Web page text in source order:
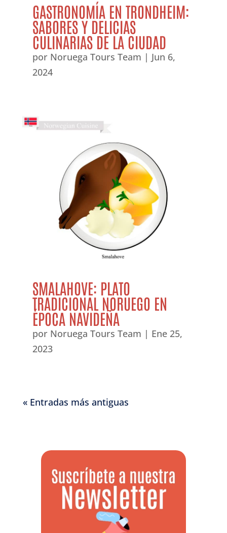
GASTRONOMÍA EN TRONDHEIM:
SABORES Y DELICIAS
CULINARIAS DE LA CIUDAD
por Noruega Tours Team | Jun 6,
2024
SMALAHOVE: PLATO
TRADICIONAL NORUEGO EN
ÉPOCA NAVIDEÑA
por Noruega Tours Team | Ene 25,
2023
« Entradas más antiguas